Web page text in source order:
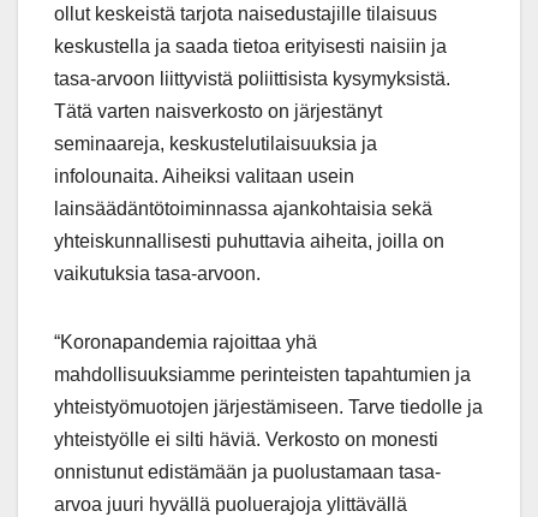
ollut keskeistä tarjota naisedustajille tilaisuus
keskustella ja saada tietoa erityisesti naisiin ja
tasa-arvoon liittyvistä poliittisista kysymyksistä.
Tätä varten naisverkosto on järjestänyt
seminaareja, keskustelutilaisuuksia ja
infolounaita. Aiheiksi valitaan usein
lainsäädäntötoiminnassa ajankohtaisia sekä
yhteiskunnallisesti puhuttavia aiheita, joilla on
vaikutuksia tasa-arvoon.
“Koronapandemia rajoittaa yhä
mahdollisuuksiamme perinteisten tapahtumien ja
yhteistyömuotojen järjestämiseen. Tarve tiedolle ja
yhteistyölle ei silti häviä. Verkosto on monesti
onnistunut edistämään ja puolustamaan tasa-
arvoa juuri hyvällä puoluerajoja ylittävällä